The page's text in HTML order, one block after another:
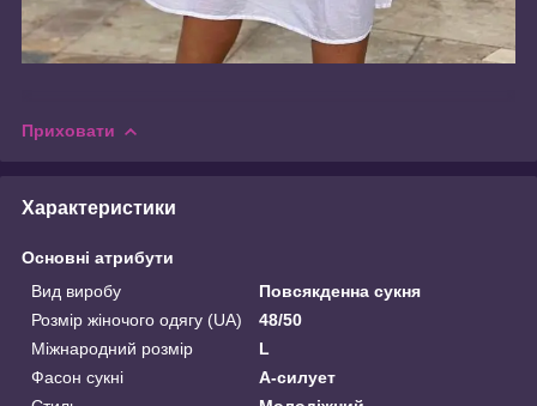
Приховати
Характеристики
Основні атрибути
Вид виробу
Повсякденна сукня
Розмір жіночого одягу (UA)
48/50
Міжнародний розмір
L
Фасон сукні
А-силует